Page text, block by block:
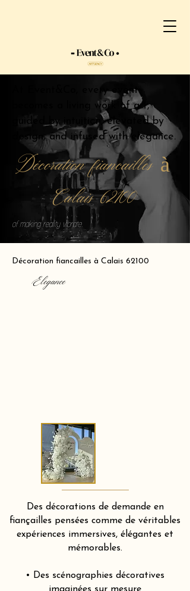
At Event&Co, every event
becomes a living work of art,
guided by intuition, elevated by
design, and infused with elegance.
Décoration fiancailles à
Calais 62100
of making reality vibrate.
Décoration fiancailles à Calais 62100
Elegance
Des décorations de demande en
fiançailles pensées comme de véritables
expériences immersives, élégantes et
mémorables.
• Des scénographies décoratives